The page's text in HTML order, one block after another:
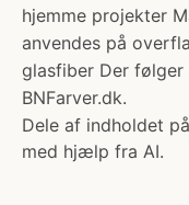
hjemme projekter
anvendes på
glasfiber Der
BNFarver.dk.
Dele af indholdet
med hjælp fra AI.